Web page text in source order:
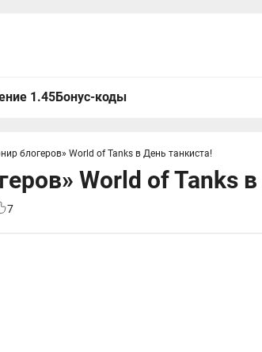
1.45Бонус-коды
блогеров» World of Tanks в День танкиста!
World of Tanks
7